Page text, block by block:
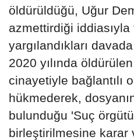
öldürüldüğü, Uğur
azmettirdiği iddiasıyla
yargılandıkları
2020 yılında
cinayetiyle bağlantılı
hükmederek,
bulunduğu 'Suç
birleştirilmesine karar